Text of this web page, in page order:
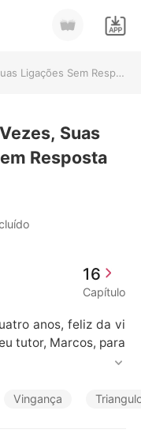
Morri Três Vezes, Suas Ligações Sem Resposta
0
Suas
Resposta
16
Capítulo
anos, feliz da vi
tutor, Marcos, para
fazia bullying comigo
Vingança